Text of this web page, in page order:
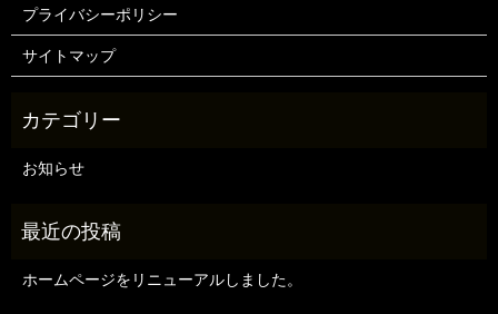
プライバシーポリシー
サイトマップ
お知らせ
ホームページをリニューアルしました。